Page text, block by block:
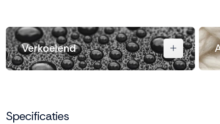
Verkoelend
Specificaties